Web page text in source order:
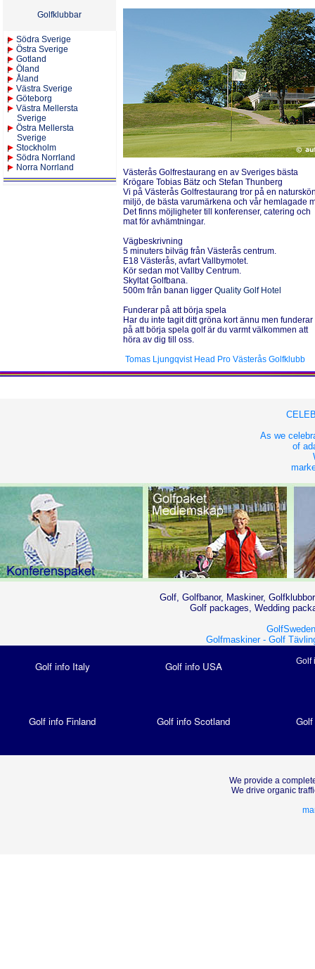
Golfklubbar
Södra Sverige
Östra Sverige
Gotland
Öland
Åland
Västra Sverige
Göteborg
Västra Mellersta
Sverige
Östra Mellersta
Sverige
Stockholm
Södra Norrland
Norra Norrland
Västerås Golfrestaurang en av Sveriges bästa
Krögare Tobias Bätz och Stefan Thunberg
Vi på Västerås Golfrestaurang tror på en
miljö, de bästa varumärkena och vår hemlagade
Det finns möjligheter till konferenser, catering och
mat för avhämtningar.
Vägbeskrivning
5 minuters bilväg från Västerås centrum.
E18 Västerås, avfart Vallbymotet.
Kör sedan mot Vallby Centrum.
Skyltat Golfbana.
500m från banan ligger Quality Golf Hotel
Funderar på att börja spela
Har du inte tagit ditt gröna kort ännu men funderar
på att börja spela golf är du varmt välkommen att
höra av dig till oss.
Tomas Ljungqvist Head Pro Västerås Golfklubb
As we
of
Golf, Golfbanor, Maskiner,
Golf packages, Wedding
Golfmaskiner - Golf
Golf info Italy Golf info USA Golf
Golf info Finland Golf info Scotland
We provide a
We drive organic